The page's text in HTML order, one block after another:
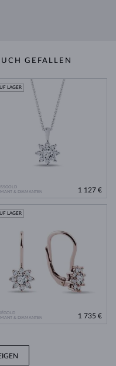
GEFALLEN
& DIAMANTEN
LAGER
1 127 €
& DIAMANTEN
LAGER
1 735 €